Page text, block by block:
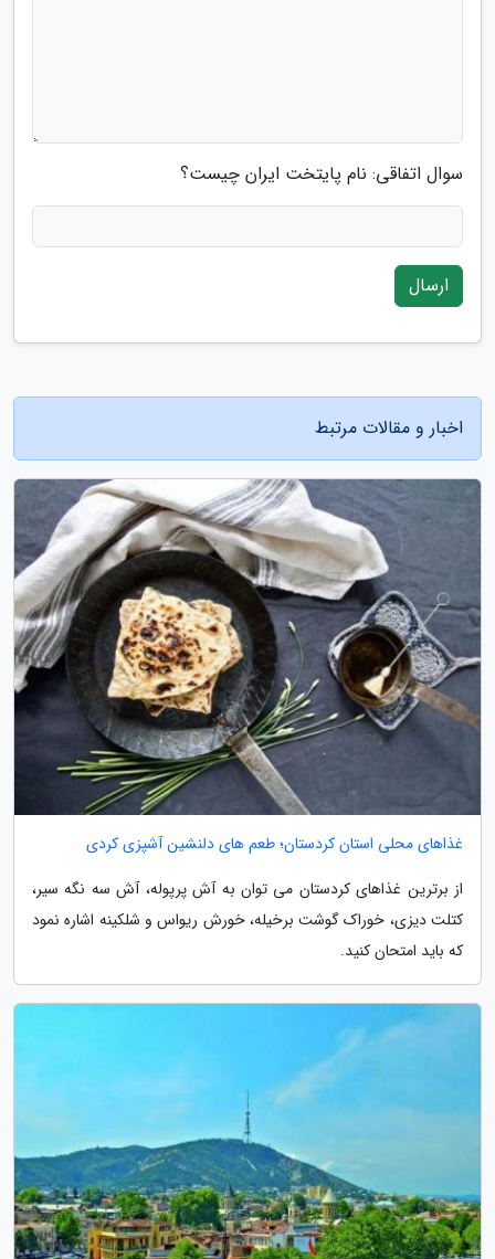
سوال اتفاقی: نام پایتخت ایران چیست؟
ارسال
اخبار و مقالات مرتبط
غذاهای محلی استان کردستان؛ طعم های دلنشین آشپزی کردی
از برترین غذاهای کردستان می توان به آش پرپوله، آش سه نگه سیر،
کتلت دیزی، خوراک گوشت برخیله، خورش ریواس و شلکینه اشاره نمود
که باید امتحان کنید.